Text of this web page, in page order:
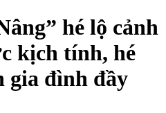
hé lộ cảnh
kịch tính, hé
gia đình đầy